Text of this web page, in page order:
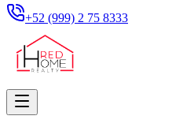
+52 (999) 2 75 8333